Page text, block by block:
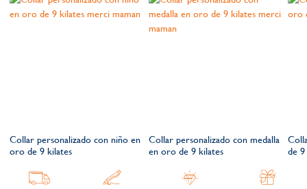
Collar personalizado con niño en
oro de 9 kilates
Collar personalizado con medalla
en oro de 9 kilates
de 9